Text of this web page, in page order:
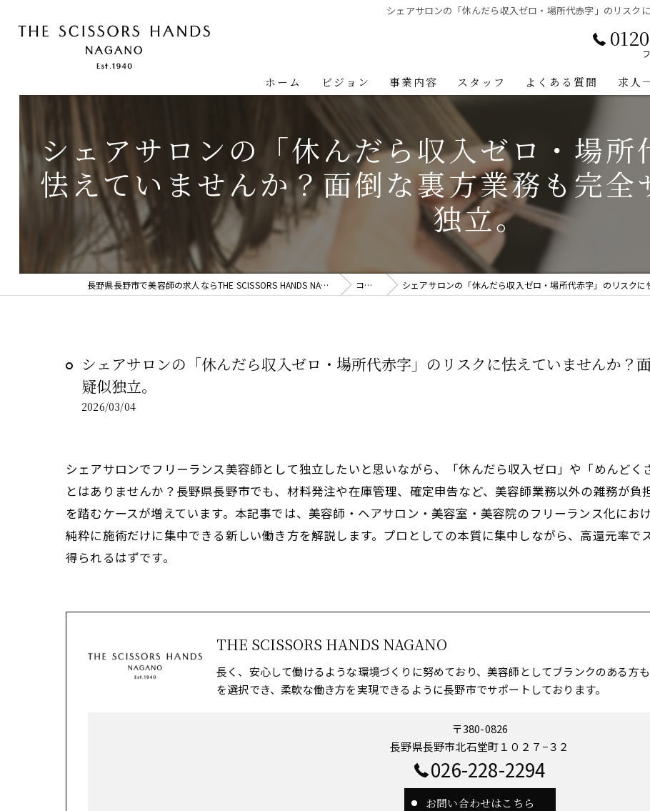
シェアサロンの「休んだら収入ゼロ・場所代赤字」のリスク
ホーム ビジョン 事業内容 スタッフ よくある質問 求人
シェアサロンの「休んだら収入ゼロ・場所
怯えていませんか？面倒な裏方業務も完全
独立。
長野県長野市で美容師の求人ならTHE SCISSORS HANDS NAGANO コラム シェアサロンの「休んだら収入ゼロ・場所代赤字」のリスクに怯
シェアサロンの「休んだら収入ゼロ・場所代赤字」のリスクに怯えていませんか？
疑似独立。
2026/03/04
シェアサロンでフリーランス美容師として独立したいと思いながら、「休んだら収入ゼロ」や「めんど
とはありませんか？長野県長野市でも、材料発注や在庫管理、確定申告など、美容師業務以外の雑務が
を踏むケースが増えています。本記事では、美容師・ヘアサロン・美容室・美容院のフリーランス化にお
純粋に施術だけに集中できる新しい働き方を解説します。プロとしての本質に集中しながら、高還元率
得られるはずです。
THE SCISSORS HANDS NAGANO
長く、安心して働けるような環境づくりに努めており、美容師としてブランクのある方
を選択でき、柔軟な働き方を実現できるように長野市でサポートしております。
〒380-0826
長野県長野市北石堂町１０２７−３２
026-228-2294
お問い合わせはこちら